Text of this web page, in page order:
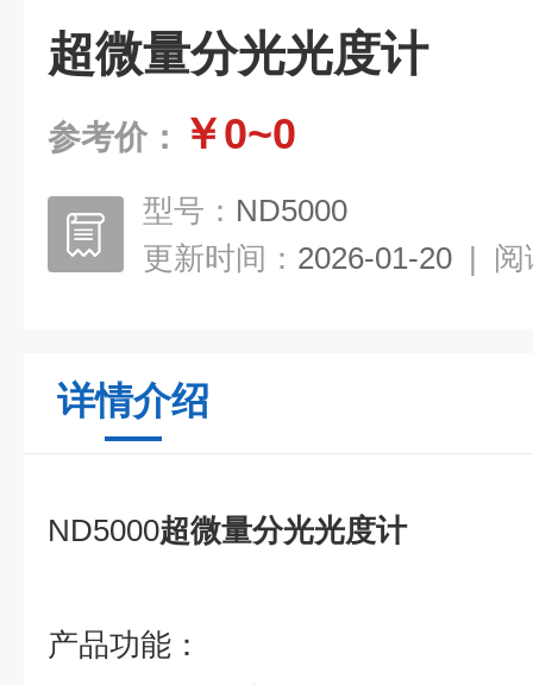
超微量分光光度计
参考价： ￥0~0
型号： ND5000
更新时间： 2026-01-20 | 阅
详情介绍
ND5000超微量分光光度计
产品功能 ：